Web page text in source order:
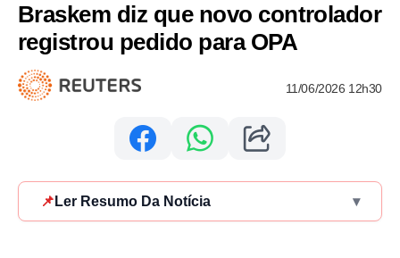
Braskem diz que novo controlador
registrou pedido para OPA
11/06/2026 12h30
📌 Ler Resumo Da Notícia ▾